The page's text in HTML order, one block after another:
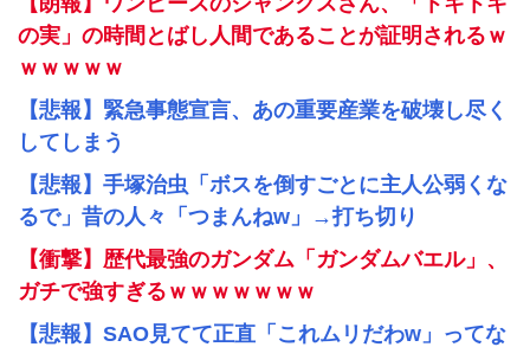
の実」の時間とばし人間であることが証明されるｗ
ｗｗｗｗｗ
【悲報】緊急事態宣言、あの重要産業を破壊し尽く
してしまう
【悲報】手塚治虫「ボスを倒すごとに主人公弱くな
るで」昔の人々「つまんねw」→打ち切り
【衝撃】歴代最強のガンダム「ガンダムバエル」、
ガチで強すぎるｗｗｗｗｗｗｗ
【悲報】SAO見てて正直「これムリだわw」ってな